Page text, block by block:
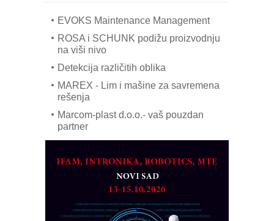
EVOKS Maintenance Management
ROSA i SCHUNK podižu proizvodnju
na viši nivo
Detekcija različitih oblika
MAREX - Lim i mašine za savremena
rešenja
Marcom-plast d.o.o.- vaš pouzdan
partner
obradu!
Razvoj asortimanskog pravca MINI-
PLC AKYTEC
AUKOM: Svetski standard metrologije
dostupan u Srbiji